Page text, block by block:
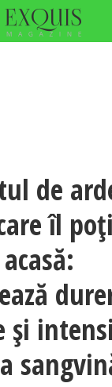
de
îl poți
și